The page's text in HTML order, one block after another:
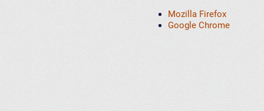
Mozilla Firefox
Google Chrome